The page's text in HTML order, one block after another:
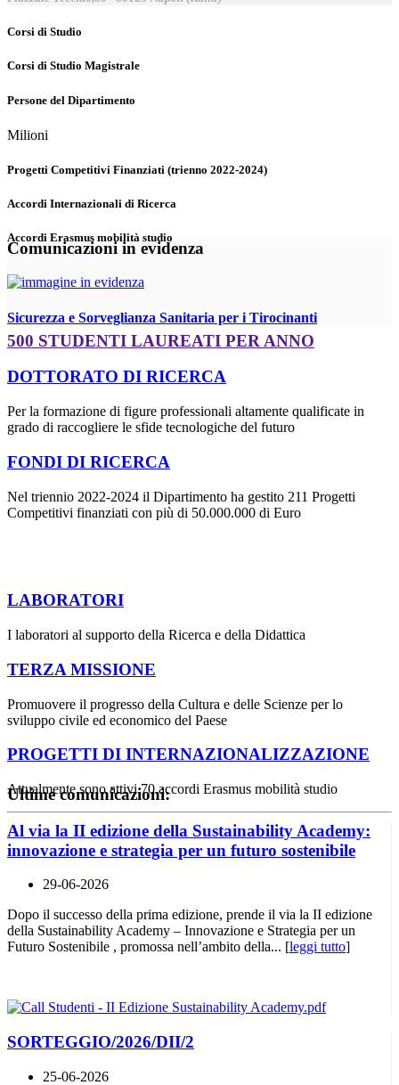
Corsi di Studio
Corsi di Studio Magistrale
Persone del Dipartimento
Milioni
Progetti Competitivi Finanziati (trienno 2022-2024)
Accordi Internazionali di Ricerca
Accordi Erasmus mobilità studio
Comunicazioni in evidenza
Sicurezza e Sorveglianza Sanitaria per i Tirocinanti
500 STUDENTI LAUREATI PER ANNO
DOTTORATO DI RICERCA
Per la formazione di figure professionali altamente qualificate in
grado di raccogliere le sfide tecnologiche del futuro
FONDI DI RICERCA
Nel triennio 2022-2024 il Dipartimento ha gestito 211 Progetti
Competitivi finanziati con più di 50.000.000 di Euro
LABORATORI
I laboratori al supporto della Ricerca e della Didattica
TERZA MISSIONE
Promuovere il progresso della Cultura e delle Scienze per lo
sviluppo civile ed economico del Paese
PROGETTI DI INTERNAZIONALIZZAZIONE
Attualmente sono attivi 70 accordi Erasmus mobilità studio
Ultime comunicazioni:
Al via la II edizione della Sustainability Academy:
innovazione e strategia per un futuro sostenibile
29-06-2026
Dopo il successo della prima edizione, prende il via la II edizione
della Sustainability Academy – Innovazione e Strategia per un
Futuro Sostenibile , promossa nell’ambito della... [leggi tutto]
SORTEGGIO/2026/DII/2
25-06-2026